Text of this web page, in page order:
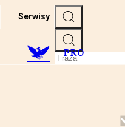
Serwisy
PRO